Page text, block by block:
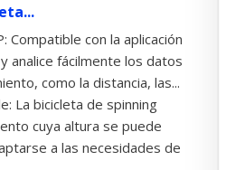
Compatible con la aplicación
analice fácilmente los datos
como la distancia, las...
La bicicleta de spinning
cuya altura se puede
a las necesidades de